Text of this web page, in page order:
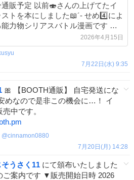
定 以前🍣さんの上げてたイ
ストを本にしました📖´- せめ4️⃣によ
能力物シリアスバトル漫画です 表
、ネーム〜下書き：ぁくしゅ 表紙
り、ペン入れ：🍣(@GaraZigu) #
そうさく11
2026年4月15日
7月22日(水) 9:35
🎀 【BOOTH通販】 自宅発送にな
めなので是非この機会に…！ イ
中です。
@cinnamon0880
7月20日(月) 14:28
うさく11 にて頒布いたしました
ご案内です ▼販売開始日時 2026